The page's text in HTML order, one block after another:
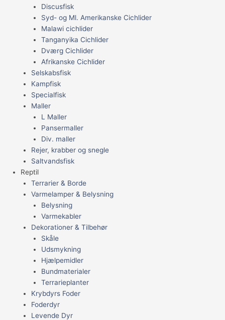
Discusfisk
Syd- og Ml. Amerikanske Cichlider
Malawi cichlider
Tanganyika Cichlider
Dværg Cichlider
Afrikanske Cichlider
Selskabsfisk
Kampfisk
Specialfisk
Maller
L Maller
Pansermaller
Div. maller
Rejer, krabber og snegle
Saltvandsfisk
Reptil
Terrarier & Borde
Varmelamper & Belysning
Belysning
Varmekabler
Dekorationer & Tilbehør
Skåle
Udsmykning
Hjælpemidler
Bundmaterialer
Terrarieplanter
Krybdyrs Foder
Foderdyr
Levende Dyr